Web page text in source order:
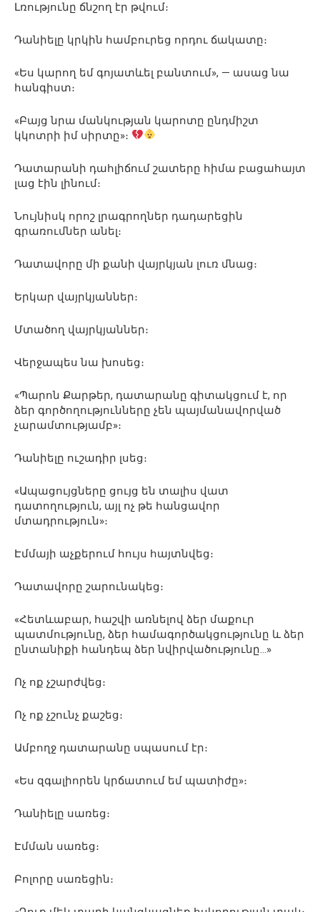
Լռությունը ճնշող էր թվում։
Դանիելը կրկին համբուրեց որդու ճակատը։
«Ես կարող եմ գոյատևել բանտում», — ասաց նա
հանգիստ։
«Բայց նրա մանկության կարոտը ընդմիշտ
կկոտրի իմ սիրտը»։
Դատարանի դահլիճում շատերը հիմա բացահայտ
լաց էին լինում։
Նույնիսկ որոշ լրագրողներ դադարեցին
գրառումներ անել։
Դատավորը մի քանի վայրկյան լուռ մնաց։
Երկար վայրկյաններ։
Մտածող վայրկյաններ։
Վերջապես նա խոսեց։
«Պարոն Քարթեր, դատարանը գիտակցում է, որ
ձեր գործողությունները չեն պայմանավորված
չարամտությամբ»։
Դանիելը ուշադիր լսեց։
«Ապացույցները ցույց են տալիս վատ
դատողություն, այլ ոչ թե հանցավոր
մտադրություն»։
Էմմայի աչքերում հույս հայտնվեց։
Դատավորը շարունակեց։
«Հետևաբար, հաշվի առնելով ձեր մաքուր
պատմությունը, ձեր համագործակցությունը և ձեր
ընտանիքի հանդեպ ձեր նվիրվածությունը…»
Ոչ ոք չշարժվեց։
Ոչ ոք չշունչ քաշեց։
Ամբողջ դատարանը սպասում էր։
«Ես զգալիորեն կրճատում եմ պատիժը»։
Դանիելը սառեց։
Էմման սառեց։
Բոլորը սառեցին։